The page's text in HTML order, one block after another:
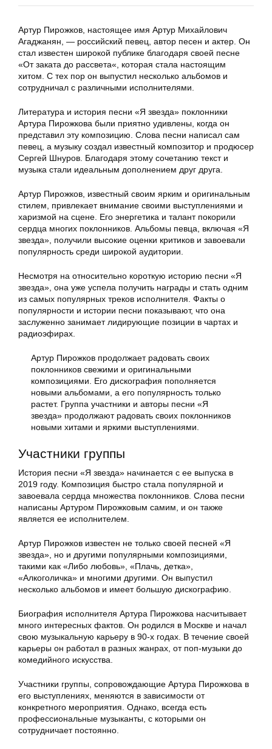
Артур Пирожков, настоящее имя Артур Михайлович
Агаджанян, — российский певец, автор песен и актер. Он
стал известен широкой публике благодаря своей песне
«От заката до рассвета«, которая стала настоящим
хитом. С тех пор он выпустил несколько альбомов и
сотрудничал с различными исполнителями.
Литература и история песни «Я звезда» поклонники
Артура Пирожкова были приятно удивлены, когда он
представил эту композицию. Слова песни написал сам
певец, а музыку создал известный композитор и продюсер
Сергей Шнуров. Благодаря этому сочетанию текст и
музыка стали идеальным дополнением друг друга.
Артур Пирожков, известный своим ярким и оригинальным
стилем, привлекает внимание своими выступлениями и
харизмой на сцене. Его энергетика и талант покорили
сердца многих поклонников. Альбомы певца, включая «Я
звезда», получили высокие оценки критиков и завоевали
популярность среди широкой аудитории.
Несмотря на относительно короткую историю песни «Я
звезда», она уже успела получить награды и стать одним
из самых популярных треков исполнителя. Факты о
популярности и истории песни показывают, что она
заслуженно занимает лидирующие позиции в чартах и
радиоэфирах.
Артур Пирожков продолжает радовать своих
поклонников свежими и оригинальными
композициями. Его дискография пополняется
новыми альбомами, а его популярность только
растет. Группа участники и авторы песни «Я
звезда» продолжают радовать своих поклонников
новыми хитами и яркими выступлениями.
Участники группы
История песни «Я звезда» начинается с ее выпуска в
2019 году. Композиция быстро стала популярной и
завоевала сердца множества поклонников. Слова песни
написаны Артуром Пирожковым самим, и он также
является ее исполнителем.
Артур Пирожков известен не только своей песней «Я
звезда», но и другими популярными композициями,
такими как «Либо любовь», «Плачь, детка»,
«Алкоголичка» и многими другими. Он выпустил
несколько альбомов и имеет большую дискографию.
Биография исполнителя Артура Пирожкова насчитывает
много интересных фактов. Он родился в Москве и начал
свою музыкальную карьеру в 90-х годах. В течение своей
карьеры он работал в разных жанрах, от поп-музыки до
комедийного искусства.
Участники группы, сопровождающие Артура Пирожкова в
его выступлениях, меняются в зависимости от
конкретного мероприятия. Однако, всегда есть
профессиональные музыканты, с которыми он
сотрудничает постоянно.